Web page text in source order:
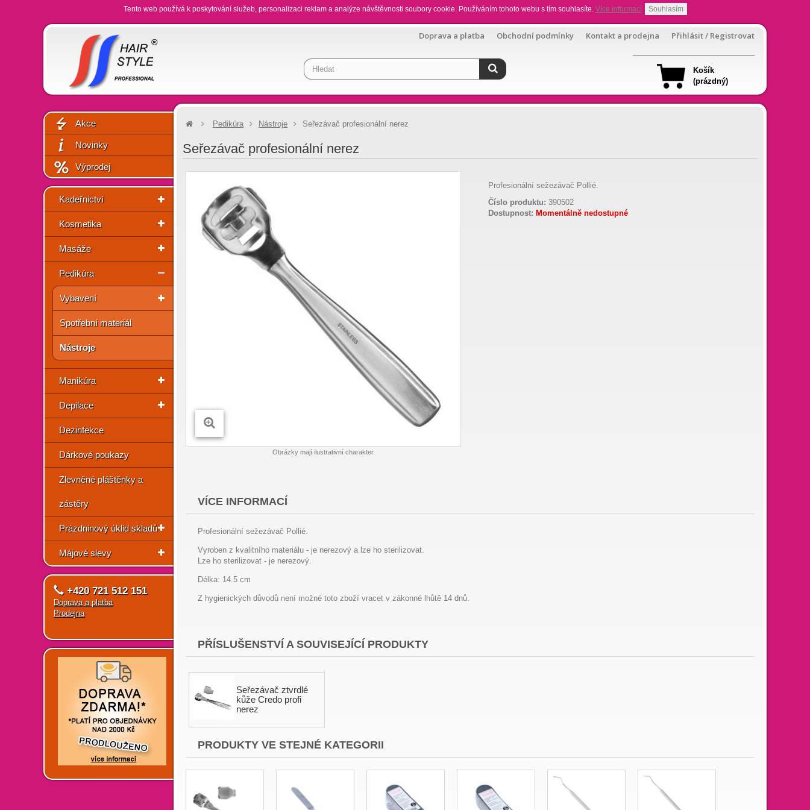
Tento web používá k poskytování služeb, personalizaci reklam a analýze návštěvnosti soubory cookie. Používáním tohoto webu s tím souhlasíte. Více informací Souhlasím
Doprava a platba Obchodní podmínky Kontakt a prodejna Přihlásit / Registrovat
Košík
(prázdný)
Akce
Novinky
Výprodej
Kadeřnictví
Kosmetika
Masáže
Pedikúra
Vybavení
Spotřební materiál
Nástroje
Manikúra
Depilace
Dezinfekce
Dárkové poukazy
Zlevněné pláštěnky a
zástěry
Prázdninový úklid skladů
Májové slevy
+420 721 512 151
Doprava a platba
Prodejna
Pedikúra Nástroje Seřezávač profesionální nerez
Seřezávač profesionální nerez
Obrázky mají ilustrativní charakter.
Profesionální sežezávač Pollié.
Číslo produktu: 390502
Dostupnost: Momentálně nedostupné
VÍCE INFORMACÍ
Profesionální sežezávač Pollié.
Vyroben z kvalitního materiálu - je nerezový a lze ho sterilizovat.
Lze ho sterilizovat - je nerezový.
Délka: 14.5 cm
Z hygienických důvodů není možné toto zboží vracet v zákonné lhůtě 14 dnů.
PŘÍSLUŠENSTVÍ A SOUVISEJÍCÍ PRODUKTY
Seřezávač ztvrdlé
kůže Credo profi
nerez
PRODUKTY VE STEJNÉ KATEGORII